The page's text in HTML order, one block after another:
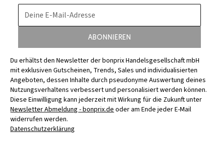
Deine E-Mail-Adresse
Abonnieren
Du erhältst den Newsletter der bonprix Handelsgesellschaft mbH
mit exklusiven Gutscheinen, Trends, Sales und individualisierten
Angeboten, dessen Inhalte durch pseudonyme Auswertung deines
Nutzungsverhaltens verbessert und personalisiert werden können.
Diese Einwilligung kann jederzeit mit Wirkung für die Zukunft unter
Newsletter Abmeldung - bonprix.deoder am Ende jeder E-Mail
widerrufen werden.
Datenschutzerklärung